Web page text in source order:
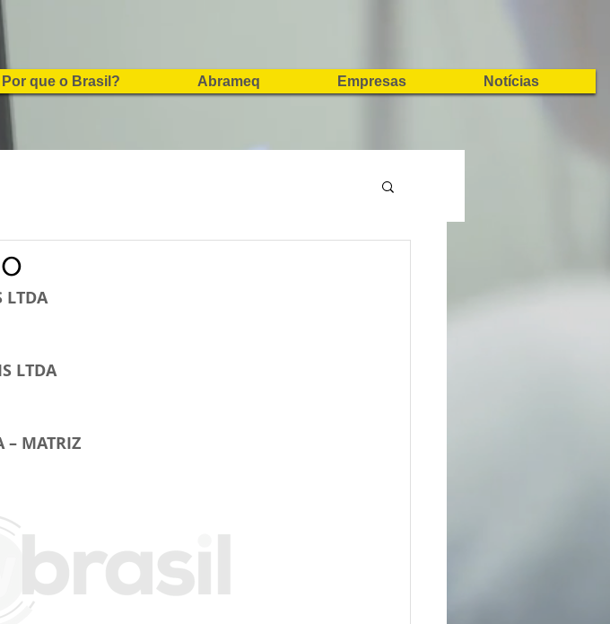
Por que o Brasil? Abrameq Empresas Notícias
LTDA
LTDA
– MATRIZ